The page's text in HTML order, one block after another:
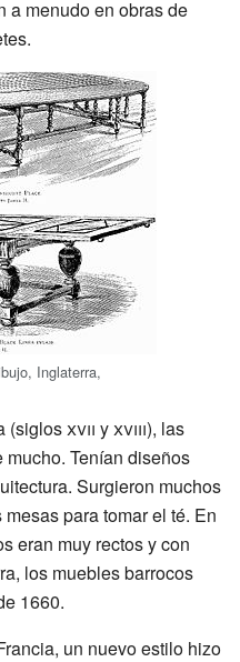
a menudo en obras de
Inglaterra,
(siglosxvii yxviii), las
Tenían diseños
Surgieron muchos
para tomar el té. En
eran muy rectos y con
los muebles barrocos
1660.
un nuevo estilo hizo